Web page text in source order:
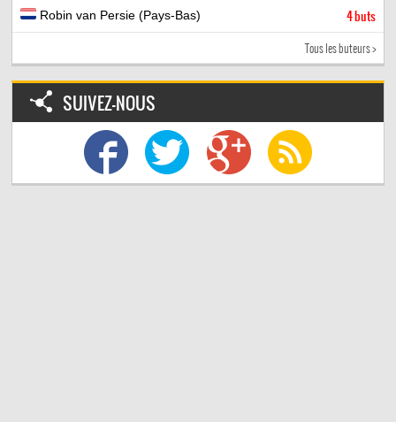
Robin van Persie (Pays-Bas) 4 buts
Tous les buteurs >
SUIVEZ-NOUS